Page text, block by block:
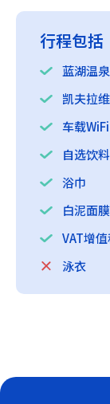
行程包括
蓝湖温
凯夫拉
车载WiFi
自选饮
浴巾
白泥面膜
VAT增
泳衣